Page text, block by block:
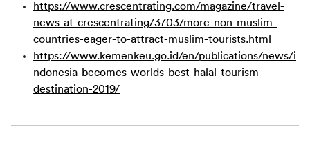
https://www.crescentrating.com/magazine/travel-
news-at-crescentrating/3703/more-non-muslim-
countries-eager-to-attract-muslim-tourists.html
https://www.kemenkeu.go.id/en/publications/news/i
ndonesia-becomes-worlds-best-halal-tourism-
destination-2019/